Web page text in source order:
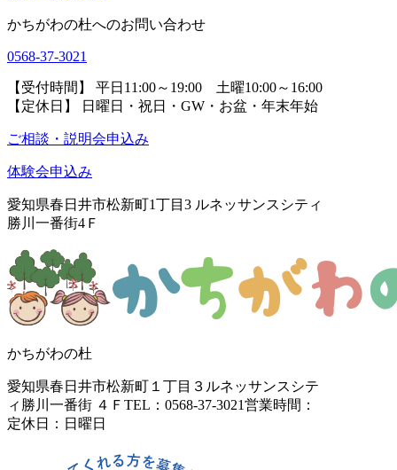
かちがわの杜へのお問い合わせ
0568-37-3021
【受付時間】 平日11:00～19:00 土曜10:00～16:00
【定休日】 日曜日・祝日・GW・お盆・年末年始
ご相談・説明会申込み
体験会申込み
愛知県春日井市松新町1丁目3 ルネッサンスシティ
勝川一番街4Ｆ
かちがわの杜
愛知県春日井市松新町１丁目３ ルネッサンスシテ
ィ勝川一番街 ４Ｆ TEL：0568-37-3021営業時間：
定休日：日曜日